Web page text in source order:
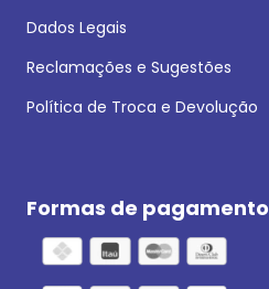
Dados Legais
Reclamações e Sugestões
Política de Troca e Devolução
Formas de pagamento